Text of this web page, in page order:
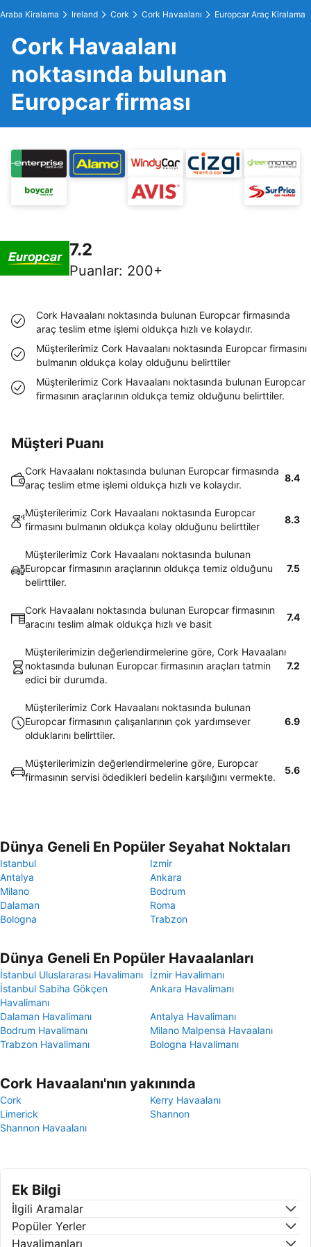
Araba Kiralama Ireland Cork Cork Havaalanı Europcar Araç Kiralama
Cork Havaalanı
noktasında bulunan
Europcar firması
7.2
Puanlar: 200+
Cork Havaalanı noktasında bulunan Europcar firmasında
araç teslim etme işlemi oldukça hızlı ve kolaydır.
Müşterilerimiz Cork Havaalanı noktasında Europcar firmasını
bulmanın oldukça kolay olduğunu belirttiler
Müşterilerimiz Cork Havaalanı noktasında bulunan Europcar
firmasının araçlarının oldukça temiz olduğunu belirttiler.
Müşteri Puanı
Cork Havaalanı noktasında bulunan Europcar firmasında
araç teslim etme işlemi oldukça hızlı ve kolaydır.
8.4
Müşterilerimiz Cork Havaalanı noktasında Europcar
firmasını bulmanın oldukça kolay olduğunu belirttiler
8.3
Müşterilerimiz Cork Havaalanı noktasında bulunan
Europcar firmasının araçlarının oldukça temiz olduğunu
belirttiler.
7.5
Cork Havaalanı noktasında bulunan Europcar firmasının
aracını teslim almak oldukça hızlı ve basit
7.4
Müşterilerimizin değerlendirmelerine göre, Cork Havaalanı
noktasında bulunan Europcar firmasının araçları tatmin
edici bir durumda.
7.2
Müşterilerimiz Cork Havaalanı noktasında bulunan
Europcar firmasının çalışanlarının çok yardımsever
olduklarını belirttiler.
6.9
Müşterilerimizin değerlendirmelerine göre, Europcar
firmasının servisi ödedikleri bedelin karşılığını vermekte.
5.6
Dünya Geneli En Popüler Seyahat Noktaları
Istanbul
Izmir
Antalya
Ankara
Milano
Bodrum
Dalaman
Roma
Bologna
Trabzon
Dünya Geneli En Popüler Havaalanları
İstanbul Uluslararası Havalimanı
İzmir Havalimanı
İstanbul Sabiha Gökçen
Havalimanı
Ankara Havalimanı
Dalaman Havalimanı
Antalya Havalimanı
Bodrum Havalimanı
Milano Malpensa Havaalanı
Trabzon Havalimanı
Bologna Havalimanı
Cork Havaalanı'nın yakınında
Cork
Kerry Havaalanı
Limerick
Shannon
Shannon Havaalanı
Ek Bilgi
İlgili Aramalar
Popüler Yerler
Havalimanları